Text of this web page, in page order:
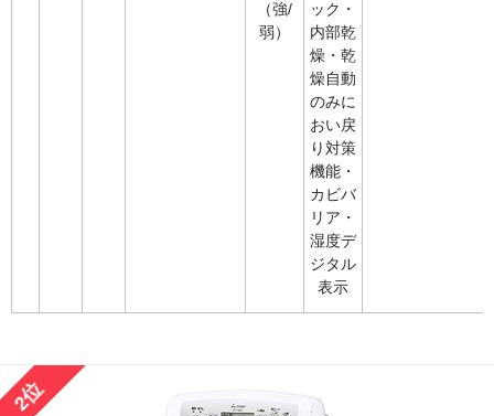
（強/
弱）
ック・
内部乾
燥・乾
燥自動
のみに
おい戻
り対策
機能・
カビバ
リア・
湿度デ
ジタル
表示
2位